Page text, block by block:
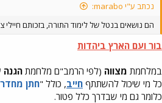
o
s
נכתב ע"י marabo:
הם נושאים בנטל של לימוד התורה, בזכותם חיילי
בור ועם הארץ ביהדות
במלחמת מצווה (לפי הרמב"ם מלחמת הגנה
כל מי שיכול להשתתף חייב, כולל "חתן
כלומר גם מי שבדרך כלל פטור.